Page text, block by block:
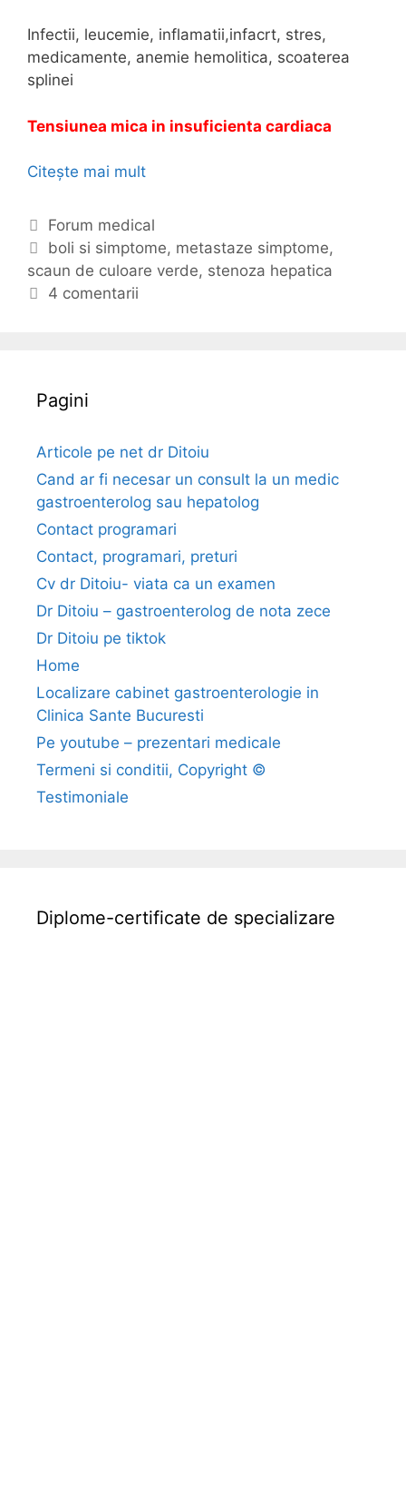
Infectii, leucemie, inflamatii,infacrt, stres,
medicamente, anemie hemolitica, scoaterea
splinei
Tensiunea mica in insuficienta cardiaca
Citește mai mult
l
i
s
m
C
a
t
e
i
Forum medical
E
t
i
e
boli si simptome, metastaze simptome,
scaun de culoare verde, stenoza hepatica
4 comentarii
Pagini
Articole pe net dr Ditoiu
Cand ar fi necesar un consult la un medic
gastroenterolog sau hepatolog
Contact programari
Contact, programari, preturi
Cv dr Ditoiu- viata ca un examen
Dr Ditoiu – gastroenterolog de nota zece
Dr Ditoiu pe tiktok
Home
Localizare cabinet gastroenterologie in
Clinica Sante Bucuresti
Pe youtube – prezentari medicale
Termeni si conditii, Copyright ©
Testimoniale
Diplome-certificate de specializare